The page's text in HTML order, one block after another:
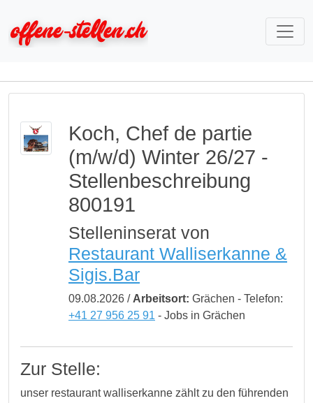
Koch, Chef de partie
(m/w/d) Winter 26/27 -
Stellenbeschreibung
800191
Stelleninserat von
Restaurant Walliserkanne &
Sigis.Bar
09.08.2026 / Arbeitsort: Grächen - Telefon:
+41 27 956 25 91 - Jobs in Grächen
Zur Stelle:
unser restaurant walliserkanne zählt zu den führenden